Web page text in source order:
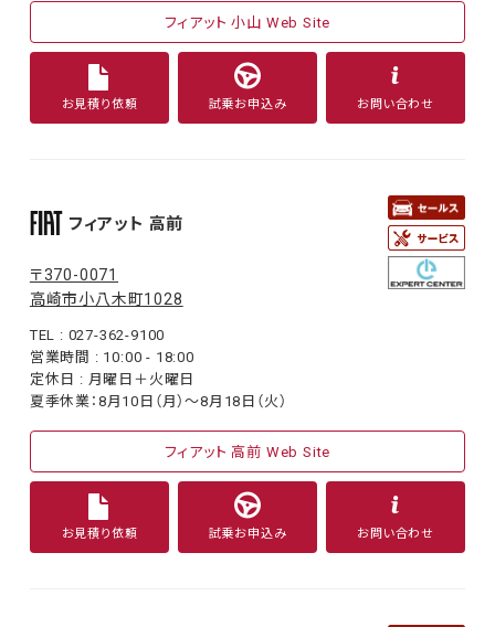
フィアット 小山 Web Site
お見積り依頼 試乗お申込み お問い合わせ
フィアット 高前
〒370-0071
高崎市小八木町1028
TEL : 027-362-9100
営業時間 : 10:00 - 18:00
定休日 : 月曜日＋火曜日
夏季休業：8月10日（月）〜8月18日（火）
フィアット 高前 Web Site
お見積り依頼 試乗お申込み お問い合わせ